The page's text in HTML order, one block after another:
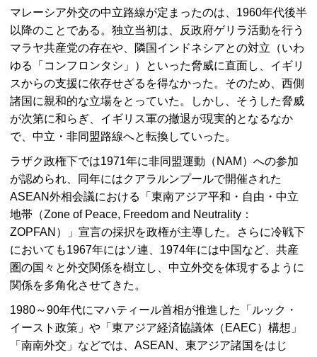
マレーシア外交の中立路線が定まったのは、1960年代後半
以降のことである。独立当初は、反政府ゲリラ活動を行う
マラヤ共産党の存在や、隣国インドネシアとの対立（いわ
ゆる「コンフロンタシ」）といった脅威に直面し、イギリ
スからの支援に依存せざるを得なかった。そのため、西側
諸国に親和的な立場をとっていた。しかし、そうした脅威
が次第に和らぎ、イギリス軍の撤退が現実的となるなか
で、中立・非同盟路線へと転換していった。
ラザク政権下では1971年に非同盟運動（ NAM ）への参加
が認められ、同年にはクアラルンプールで開催された
ASEAN外相会議における「東南アジア平和・自由・中立
地帯（Zone of Peace, Freedom and Neutrality：
ZOPFAN ）」宣言の採択を政権が主導した。さらに冷戦下
においても1967年にはソ連、1974年には中国など、共産
圏の国々と外交関係を樹立し、中立外交を体現するように
関係を多角化させてきた。
1980～90年代にマハティール首相が推進した「ルック・
イースト政策」や「東アジア経済協議体（ EAEC）構想」
「南南外交」などでは、 ASEAN 、東アジア諸国をはじ